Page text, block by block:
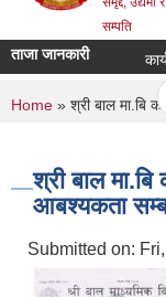
सम्पति
ताजा जानकारी
You are
Home » श्री बाल मा.बि
श्री बाल
आबश्यकता
Submitted on: